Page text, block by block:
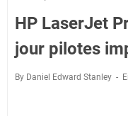
HP LaserJet
jour pilotes
By Daniel Edward Stanley